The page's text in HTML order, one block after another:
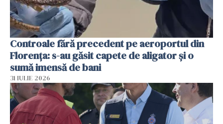
Controale fără precedent pe aeroportul din
Florența: s-au găsit capete de aligator și o
sumă imensă de bani
31 IULIE 2026